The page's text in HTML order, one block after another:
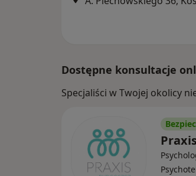
Dostępne konsultacje
Specjaliści w Twojej okolicy